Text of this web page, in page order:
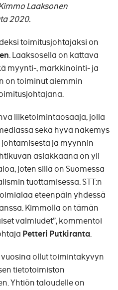
Laaksonen
2020.
toimitusjohtajaksi on
. Laaksosella on kattava
myynti-, markkinointi- ja
on toiminut aiemmin
liiketoimintaosaaja, jolla
sekä hyvä näkemys
ja myynnin
asiakkaana on yli
joten sillä on Suomessa
tuottamisessa. STT:n
eteenpäin yhdessä
Kimmolla on tämän
valmiudet”, kommentoi
Petteri Putkiranta.
vuosina ollut toimintakyvyn
tietotoimiston
Yhtiön taloudelle on